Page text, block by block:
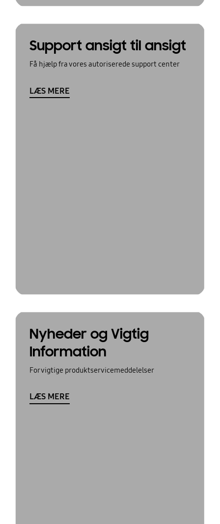
Support ansigt til ansigt
Få hjælp fra vores autoriserede support center
LÆS MERE
Nyheder og Vigtig
Information
For vigtige produktservicemeddelelser
LÆS MERE